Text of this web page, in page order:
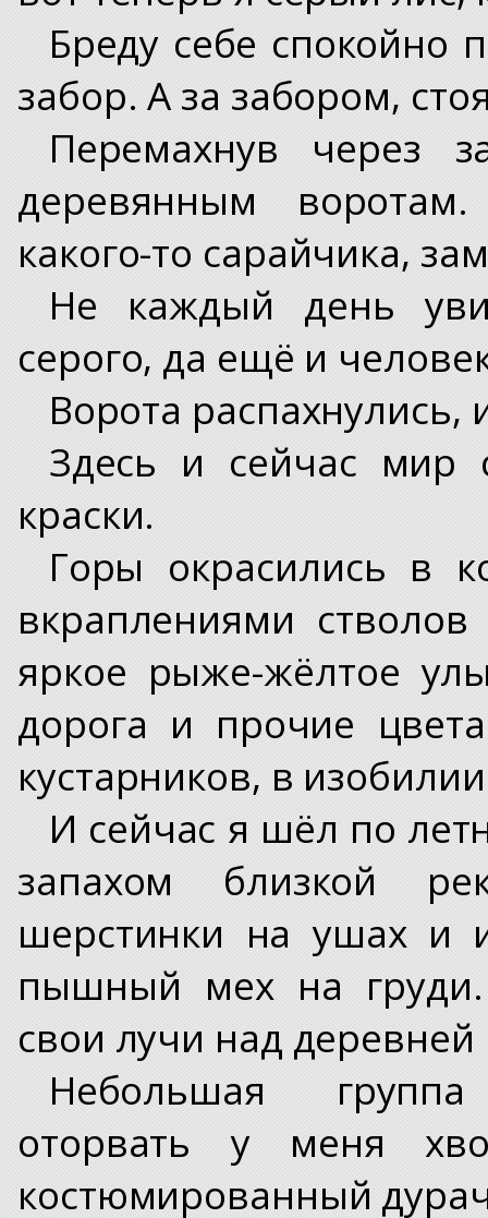
Бреду себе спокойно
забор. А за забором,
Перемахнув через
деревянным
какого-то сарайчика,
Не каждый день
серого, да ещё и
Ворота
Здесь и сейчас мир
краски.
Горы окрасились в
вкраплениями
яркое рыже-жёлтое
дорога и прочие
кустарников, в
И сейчас я шёл по
запахом близкой
шерстинки на ушах и
пышный мех на груди.
свои лучи над
Небольшая
оторвать у меня
костюмированный